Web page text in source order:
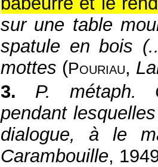
sur une table
spatule en bois
mottes (Pouriau,
3.
P. métaph.
pendant
dialogue, à le
Carambouille,